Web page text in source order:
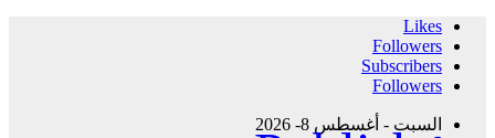
Likes
Followers
Subscribers
Followers
السبت - أغسطس 8- 2026